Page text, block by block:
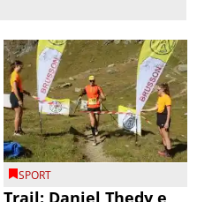
SPORT
Trail: Daniel Thedy e